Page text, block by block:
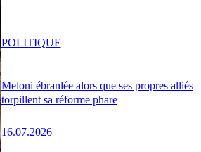
Meloni ébranlée alors que ses propres alliés
torpillent sa réforme phare
16.07.2026
POLITIQUE